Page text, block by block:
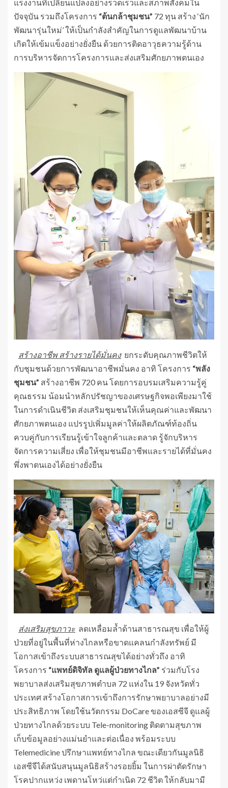
แรงงานที่เปลี่ยนแปลงอย่างรวดเร็วและสภาพสังคมใน
ปัจจุบัน รวมถึงโครงการ “ต้นกล้าชุมชน” 72 ทุน สร้าง ‘นัก
พัฒนารุ่นใหม่’ ให้เป็นกำลังสำคัญในการดูแลพัฒนาบ้าน
เกิดให้เข้มแข็งอย่างยั่งยืน ด้วยการติดอาวุธความรู้ด้าน
การบริหารจัดการโครงการและส่งเสริมศักยภาพตนเอง
สร้างอาชีพ สร้างรายได้มั่นคงยกระดับคุณภาพชีวิตให้
กับชุมชนด้วยการพัฒนาอาชีพมั่นคง อาทิ โครงการ “พลัง
ชุมชน” สร้างอาชีพ 720 คน โดยการอบรมเสริมความรู้คู่
คุณธรรม น้อมนำหลักปรัชญาของเศรษฐกิจพอเพียงมาใช้
ในการดำเนินชีวิต ส่งเสริมชุมชนให้เห็นคุณค่าและพัฒนา
ศักยภาพตนเอง แปรรูปเพิ่มมูลค่าให้ผลิตภัณฑ์ท้องถิ่น
ควบคู่กับการเรียนรู้เข้าใจลูกค้าและตลาด รู้จักบริหาร
จัดการความเสี่ยง เพื่อให้ชุมชนมีอาชีพและรายได้ที่มั่นคง
พึ่งพาตนเองได้อย่างยั่งยืน
ส่งเสริมสุขภาวะ ลดเหลื่อมล้ำด้านสาธารณสุข เพื่อให้ผู้
ป่วยที่อยู่ในพื้นที่ห่างไกลหรือขาดแคลนกำลังทรัพย์ มี
โอกาสเข้าถึงระบบสาธารณสุขได้อย่างทั่วถึง อาทิ
โครงการ “แพทย์ดิจิทัล ดูแลผู้ป่วยทางไกล” ร่วมกับโรง
พยาบาลส่งเสริมสุขภาพตำบล 72 แห่งใน 19 จังหวัดทั่ว
ประเทศ สร้างโอกาสการเข้าถึงการรักษาพยาบาลอย่างมี
ประสิทธิภาพ โดยใช้นวัตกรรม DoCare ของเอสซีจี ดูแลผู้
ป่วยทางไกลด้วยระบบ Tele-monitoring ติดตามสุขภาพ
เก็บข้อมูลอย่างแม่นยำและต่อเนื่อง พร้อมระบบ
Telemedicine ปรึกษาแพทย์ทางไกล ขณะเดียวกันมูลนิธิ
เอสซีจีได้สนับสนุนมูลนิธิสร้างรอยยิ้ม ในการผ่าตัดรักษา
โรคปากแหว่ง เพดานโหว่แต่กำเนิด 72 ชีวิต ให้กลับมามี